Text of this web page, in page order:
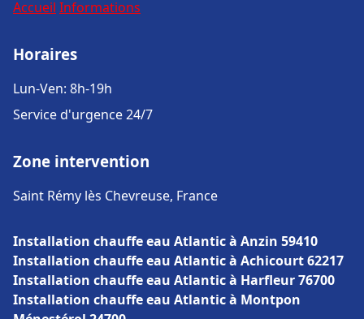
Accueil Informations
Horaires
Lun-Ven: 8h-19h
Service d'urgence 24/7
Zone intervention
Saint Rémy lès Chevreuse, France
Installation chauffe eau Atlantic à Anzin 59410
Installation chauffe eau Atlantic à Achicourt 62217
Installation chauffe eau Atlantic à Harfleur 76700
Installation chauffe eau Atlantic à Montpon